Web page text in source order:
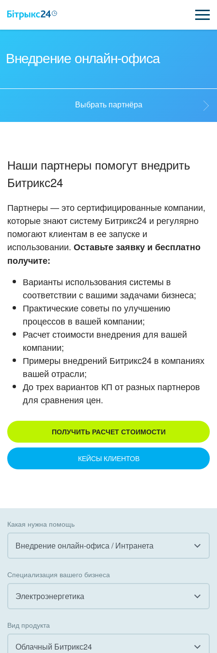
ПОДДЕРЖКА
ВХОД
ВХОД
Внедрение онлайн-офиса
Стать партнёром
Кейсы партнёров
Смотреть видеокейсы
Выбрать партнёра
Наши партнеры помогут внедрить
Битрикс24
Партнеры — это сертифицированные компании,
которые знают систему Битрикс24 и регулярно
помогают клиентам в ее запуске и
использовании. Оставьте заявку и бесплатно
получите:
Варианты использования системы в
соответствии с вашими задачами бизнеса;
Практические советы по улучшению
процессов в вашей компании;
Расчет стоимости внедрения для вашей
компании;
Примеры внедрений Битрикс24 в компаниях
вашей отрасли;
До трех вариантов КП от разных партнеров
для сравнения цен.
ПОЛУЧИТЬ РАСЧЕТ СТОИМОСТИ
КЕЙСЫ КЛИЕНТОВ
Какая нужна помощь
Внедрение онлайн-офиса / Интранета
Внедрение КЭДО
Интеграция с 1С
Специализация вашего бизнеса
Электроэнергетика
Вид продукта
Облачный Битрикс24